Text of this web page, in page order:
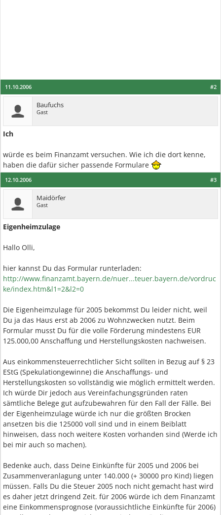
#2
11.10.2006
Baufuchs
Gast
Ich
würde es beim Finanzamt versuchen. Wie ich die dort kenne,
haben die dafür sicher passende Formulare
#3
12.10.2006
Maidörfer
Gast
Eigenheimzulage
Hallo Olli,
hier kannst Du das Formular runterladen:
http://www.finanzamt.bayern.de/nuer...teuer.bayern.de/vordruc
ke/index.htm&l1=2&l2=0
Die Eigenheimzulage für 2005 bekommst Du leider nicht, weil
Du ja das Haus erst ab 2006 zu Wohnzwecken nutzt. Beim
Formular musst Du für die volle Förderung mindestens EUR
125.000,00 Anschaffung und Herstellungskosten nachweisen.
Aus einkommensteuerrechtlicher Sicht sollten in Bezug auf § 23
EStG (Spekulationgewinne) die Anschaffungs- und
Herstellungskosten so vollständig wie möglich ermittelt werden.
Ich würde Dir jedoch aus Vereinfachungsgründen raten
sämtliche Belege gut aufzubewahren für den Fall der Fälle. Bei
der Eigenheimzulage würde ich nur die größten Brocken
ansetzen bis die 125000 voll sind und in einem Beiblatt
hinweisen, dass noch weitere Kosten vorhanden sind (Werde ich
bei mir auch so machen).
Bedenke auch, dass Deine Einkünfte für 2005 und 2006 bei
Zusammenveranlagung unter 140.000 (+ 30000 pro Kind) liegen
müssen. Falls Du die Steuer 2005 noch nicht gemacht hast wird
es daher jetzt dringend Zeit. für 2006 würde ich dem Finanzamt
eine Einkommensprognose (voraussichtliche Einkünfte für 2006)